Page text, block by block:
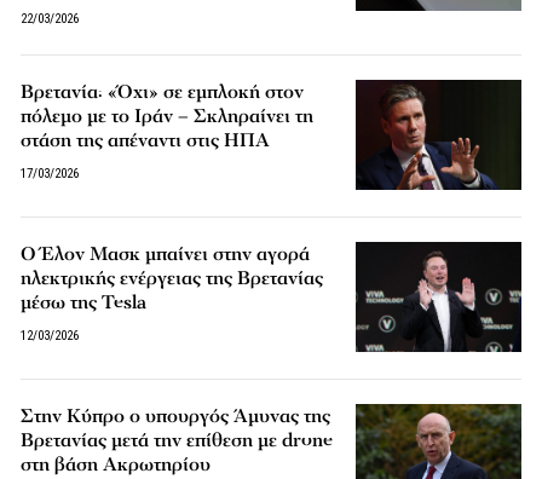
22/03/2026
Βρετανία: «Όχι» σε εμπλοκή στον
πόλεμο με το Ιράν – Σκληραίνει τη
στάση της απέναντι στις ΗΠΑ
17/03/2026
Ο Έλον Μασκ μπαίνει στην αγορά
ηλεκτρικής ενέργειας της Βρετανίας
μέσω της Tesla
12/03/2026
Στην Κύπρο ο υπουργός Άμυνας της
Βρετανίας μετά την επίθεση με drone
στη βάση Ακρωτηρίου